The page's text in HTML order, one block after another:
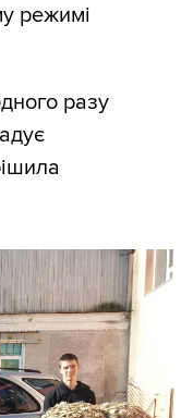
режимі
разу